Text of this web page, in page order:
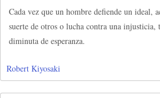
Cada vez que un hombre defiende un ideal,
suerte de otros o lucha contra una injusticia,
diminuta de esperanza.
Robert Kiyosaki